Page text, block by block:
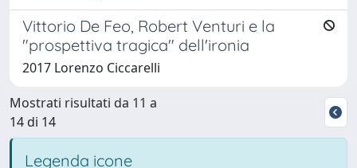
Vittorio De Feo, Robert Venturi e la
"prospettiva tragica" dell'ironia
2017 Lorenzo Ciccarelli
Mostrati risultati da 11 a
14 di 14
Legenda icone